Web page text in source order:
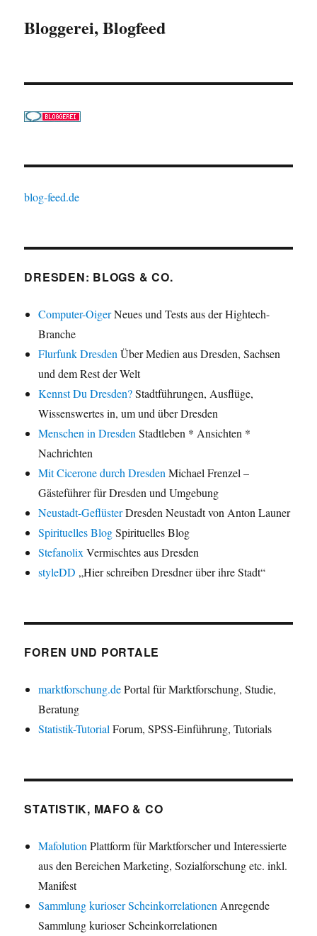
Bloggerei, Blogfeed
blog-feed.de
DRESDEN: BLOGS & CO.
Computer-OigerNeues und Tests aus der Hightech-
Branche
Flurfunk DresdenÜber Medien aus Dresden, Sachsen
und dem Rest der Welt
Kennst Du Dresden?Stadtführungen, Ausflüge,
Wissenswertes in, um und über Dresden
Menschen in DresdenStadtleben * Ansichten *
Nachrichten
Mit Cicerone durch DresdenMichael Frenzel –
Gästeführer für Dresden und Umgebung
Neustadt-GeflüsterDresden Neustadt von Anton Launer
Spirituelles BlogSpirituelles Blog
StefanolixVermischtes aus Dresden
styleDD „Hier schreiben Dresdner über ihre Stadt“
FOREN UND PORTALE
marktforschung.dePortal für Marktforschung, Studie,
Beratung
Statistik-TutorialForum, SPSS-Einführung, Tutorials
STATISTIK, MAFO & CO
MafolutionPlattform für Marktforscher und Interessierte
aus den Bereichen Marketing, Sozialforschung etc. inkl.
Manifest
Sammlung kurioser ScheinkorrelationenAnregende
Sammlung kurioser Scheinkorrelationen